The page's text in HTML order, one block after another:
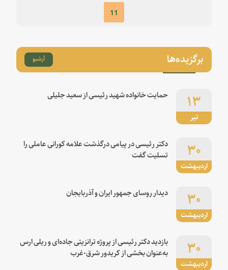
۱۱
برگزیده‌ها آرشیو
تیر
۱۳ حمایت خانواده شهید رئیسی از سعید جلیلی
اردیبهشت
۳۰
دکتر رئیسی در پیامی درگذشت علامه کورانی عاملی را
تسلیت گفت
اردیبهشت
۳۰ دیدار روسای جمهور ایران و آذربایجان
اردیبهشت
۳۰
بازدید دکتر رئیسی از پروژه ترانزیتی جاده‌ای و ریلی ارس
به‌عنوان بخشی از کریدور شرق-غرب